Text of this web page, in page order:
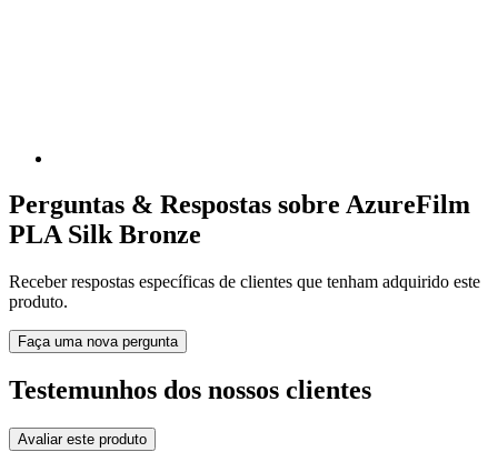
Perguntas & Respostas sobre AzureFilm
PLA Silk Bronze
Receber respostas específicas de clientes que tenham adquirido este
produto.
Faça uma nova pergunta
Testemunhos dos nossos clientes
Avaliar este produto